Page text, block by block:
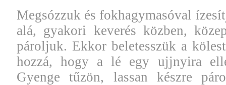
Megsózzuk és fokhagymasóval
alá, gyakori keverés közben,
pároljuk. Ekkor beletesszük a
hozzá, hogy a lé egy ujjnyira
Gyenge tűzön, lassan készre